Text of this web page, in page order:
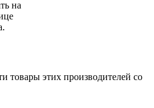
на
товары этих производителей со